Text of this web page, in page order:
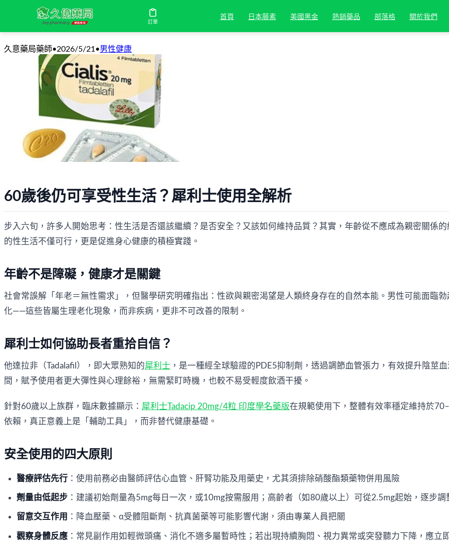
訂單
首頁 日本藤素 美國黑金 熱銷藥品 部落格 關於我們
60歲可以吃犀利士嗎？有副作用嗎？針對老年人性生活指南：犀利士使用全解析與健
久意藥局藥師•2026/5/21 •男性健康
60歲後仍可享受性生活？犀利士使用全解析
步入六旬，許多人開始思考：性生活是否還該繼續？是否安全？又該如何維持品質？其實，年齡從不應成為親密關係
的性生活不僅可行，更是促進身心健康的積極實踐。
年齡不是障礙，健康才是關鍵
社會常誤解「年老＝無性需求」，但醫學研究明確指出：性欲與親密渴望是人類終身存在的自然本能。男性可能面臨
化——這些皆屬生理老化現象，而非疾病，更非不可改善的限制。
犀利士如何協助長者重拾自信？
他達拉非（Tadalafil），即大眾熟知的犀利士 ，是一種經全球驗證的PDE5抑制劑，透過調節血管張力，有效提升陰莖
間，賦予使用者更大彈性與心理餘裕，無需緊盯時機，也較不易受輕度飲酒干擾。
針對60歲以上族群，臨床數據顯示： 犀利士Tadacip 20mg/4粒 印度學名藥版在規範使用下，整體有效率穩定維持於
依賴，真正意義上是「輔助工具」，而非替代健康基礎。
安全使用的四大原則
醫療評估先行 ：使用前務必由醫師評估心血管、肝腎功能及用藥史，尤其須排除硝酸酯類藥物併用風險
劑量由低起步 ：建議初始劑量為5mg每日一次，或10mg按需服用；高齡者（如80歲以上）可從2.5mg起始，逐步調
留意交互作用 ：降血壓藥、α受體阻斷劑、抗真菌藥等可能影響代謝，須由專業人員把關
觀察身體反應 ：常見副作用如輕微頭痛、消化不適多屬暫時性；若出現持續胸悶、視力異常或突發聽力下降，應立